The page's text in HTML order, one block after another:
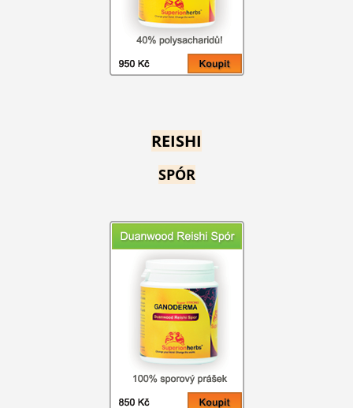
REISHI
SPÓR